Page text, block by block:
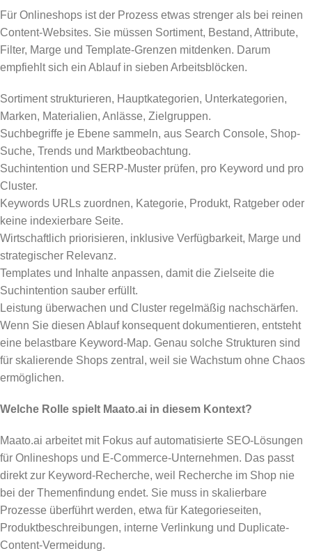
Für Onlineshops ist der Prozess etwas strenger als bei reinen
Content-Websites. Sie müssen Sortiment, Bestand, Attribute,
Filter, Marge und Template-Grenzen mitdenken. Darum
empfiehlt sich ein Ablauf in sieben Arbeitsblöcken.
Sortiment strukturieren, Hauptkategorien, Unterkategorien,
Marken, Materialien, Anlässe, Zielgruppen.
Suchbegriffe je Ebene sammeln, aus Search Console, Shop-
Suche, Trends und Marktbeobachtung.
Suchintention und SERP-Muster prüfen, pro Keyword und pro
Cluster.
Keywords URLs zuordnen, Kategorie, Produkt, Ratgeber oder
keine indexierbare Seite.
Wirtschaftlich priorisieren, inklusive Verfügbarkeit, Marge und
strategischer Relevanz.
Templates und Inhalte anpassen, damit die Zielseite die
Suchintention sauber erfüllt.
Leistung überwachen und Cluster regelmäßig nachschärfen.
Wenn Sie diesen Ablauf konsequent dokumentieren, entsteht
eine belastbare Keyword-Map. Genau solche Strukturen sind
für skalierende Shops zentral, weil sie Wachstum ohne Chaos
ermöglichen.
Welche Rolle spielt Maato.ai in diesem Kontext?
Maato.ai arbeitet mit Fokus auf automatisierte SEO-Lösungen
für Onlineshops und E-Commerce-Unternehmen. Das passt
direkt zur Keyword-Recherche, weil Recherche im Shop nie
bei der Themenfindung endet. Sie muss in skalierbare
Prozesse überführt werden, etwa für Kategorieseiten,
Produktbeschreibungen, interne Verlinkung und Duplicate-
Content-Vermeidung.